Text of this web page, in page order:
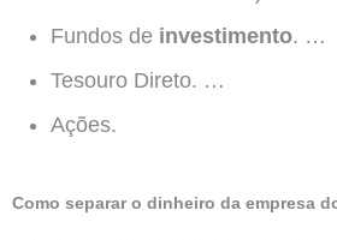
Fundos de investimento. …
Tesouro Direto. …
Ações.
Como separar o dinheiro da empresa